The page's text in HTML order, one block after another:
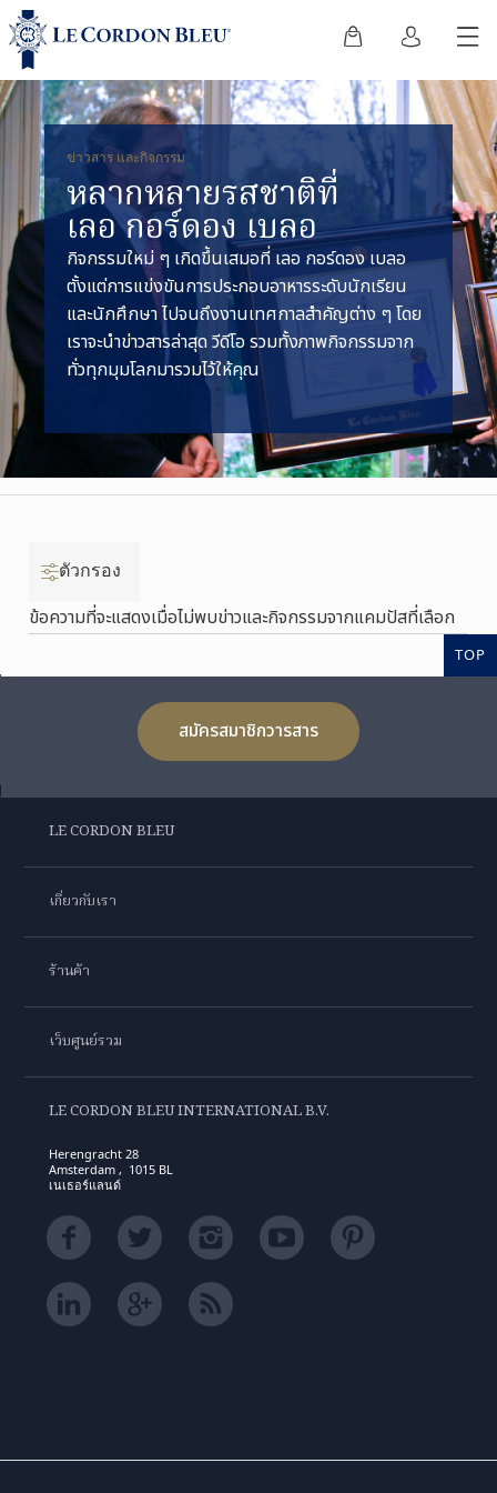
ข่าวสาร และกิจกรรม
หลากหลายรสชาติที่
เลอ กอร์ดอง เบลอ
กิจกรรมใหม่ ๆ เกิดขึ้นเสมอที่ เลอ กอร์ดอง เบลอ
ตั้งแต่การแข่งขันการประกอบอาหารระดับนักเรียน
และนักศึกษา ไปจนถึงงานเทศกาลสำคัญต่าง ๆ โดย
เราจะนำข่าวสารล่าสุด วีดีโอ รวมทั้งภาพกิจกรรมจาก
ทั่วทุกมุมโลกมารวมไว้ให้คุณ
ตัวกรอง
ข้อความที่จะแสดงเมื่อไม่พบข่าวและกิจกรรมจากแคมปัสที่เลือก
TOP
สมัครสมาชิกวารสาร
LE CORDON BLEU
เกี่ยวกับเรา
ร้านค้า
เว็บศูนย์รวม
LE CORDON BLEU INTERNATIONAL B.V.
Herengracht 28
Amsterdam , 1015 BL
เนเธอร์แลนด์